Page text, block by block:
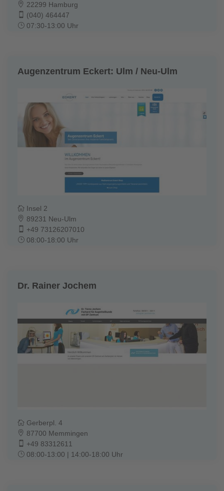
22299 Hamburg
(040) 464447
07:30-13:00 Uhr
Augenzentrum Eckert: Ulm / Neu-Ulm
Insel 2
89231 Neu-Ulm
+49 73126207010
08:00-18:00 Uhr
Dr. Rainer Jochem
Gerberpl. 4
87700 Memmingen
+49 83312611
08:00-13:00 | 14:00-18:00 Uhr